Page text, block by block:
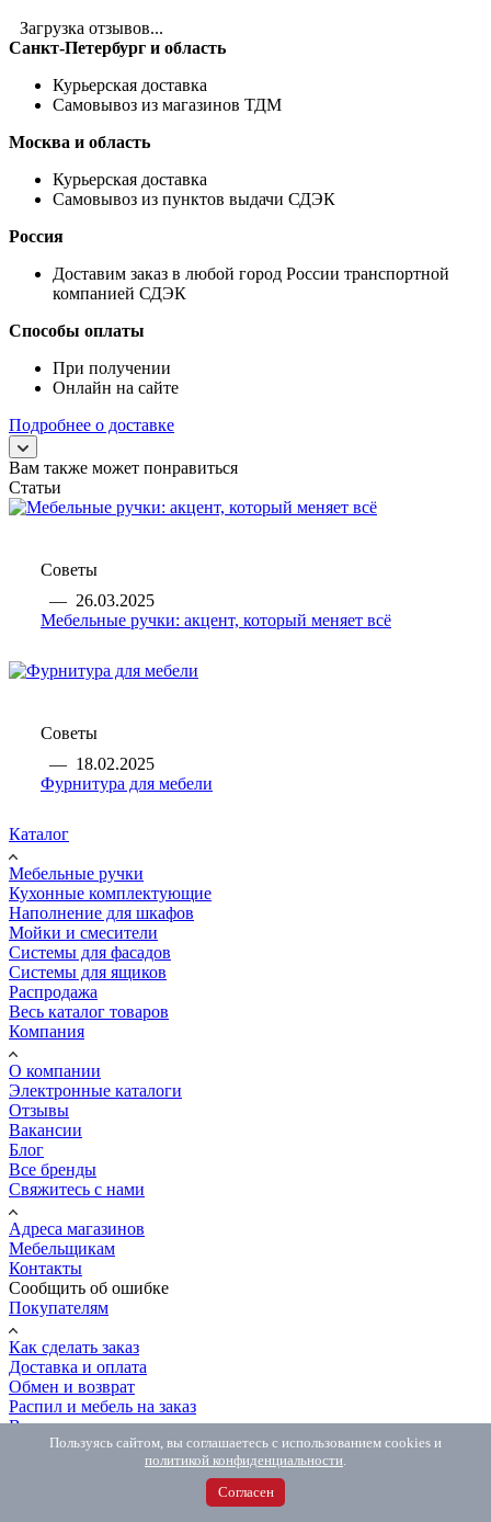
Загрузка отзывов...
Санкт-Петербург и область
Курьерская доставка
Самовывоз из магазинов ТДМ
Москва и область
Курьерская доставка
Самовывоз из пунктов выдачи СДЭК
Россия
Доставим заказ в любой город России транспортной
компанией СДЭК
Способы оплаты
При получении
Онлайн на сайте
Подробнее о доставке
Вам также может понравиться
Статьи
Советы
— 26.03.2025
Мебельные ручки: акцент, который меняет всё
Советы
— 18.02.2025
Фурнитура для мебели
Каталог
Мебельные ручки
Кухонные комплектующие
Наполнение для шкафов
Мойки и смесители
Системы для фасадов
Системы для ящиков
Распродажа
Весь каталог товаров
Компания
О компании
Электронные каталоги
Отзывы
Вакансии
Блог
Все бренды
Свяжитесь с нами
Адреса магазинов
Мебельщикам
Контакты
Сообщить об ошибке
Покупателям
Как сделать заказ
Доставка и оплата
Обмен и возврат
Распил и мебель на заказ
Вопрос-ответ
8 (800) 500-54-67
Бесплатно по РФ
Интернет-магазин
Пользуясь сайтом, вы соглашаетесь с использованием cookies и
политикой конфиденциальности.
Согласен